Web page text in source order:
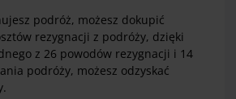
podróż, możesz dokupić
rezygnacji z podróży, dzięki
z 26 powodów rezygnacji i 14
podróży, możesz odzyskać